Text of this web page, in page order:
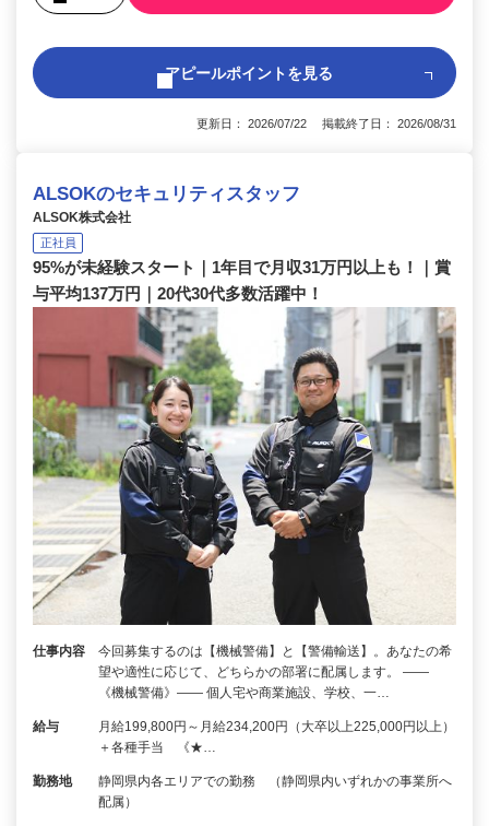
アピールポイントを見る
更新日： 2026/07/22 掲載終了日： 2026/08/31
ALSOKのセキュリティスタッフ
ALSOK株式会社
正社員
95%が未経験スタート｜1年目で月収31万円以上も！｜賞
与平均137万円｜20代30代多数活躍中！
仕事内容
今回募集するのは【機械警備】と【警備輸送】。あなたの希
望や適性に応じて、どちらかの部署に配属します。 ――
《機械警備》―― 個人宅や商業施設、学校、一…
給与
月給199,800円～月給234,200円（大卒以上225,000円以上）
＋各種手当 《★…
勤務地
静岡県内各エリアでの勤務 （静岡県内いずれかの事業所へ
配属）